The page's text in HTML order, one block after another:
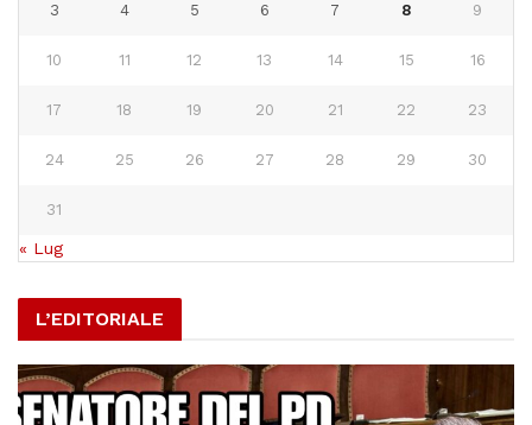
3 4 5 6 7 8 9
10 11 12 13 14 15 16
17 18 19 20 21 22 23
24 25 26 27 28 29 30
31
« Lug
L’EDITORIALE